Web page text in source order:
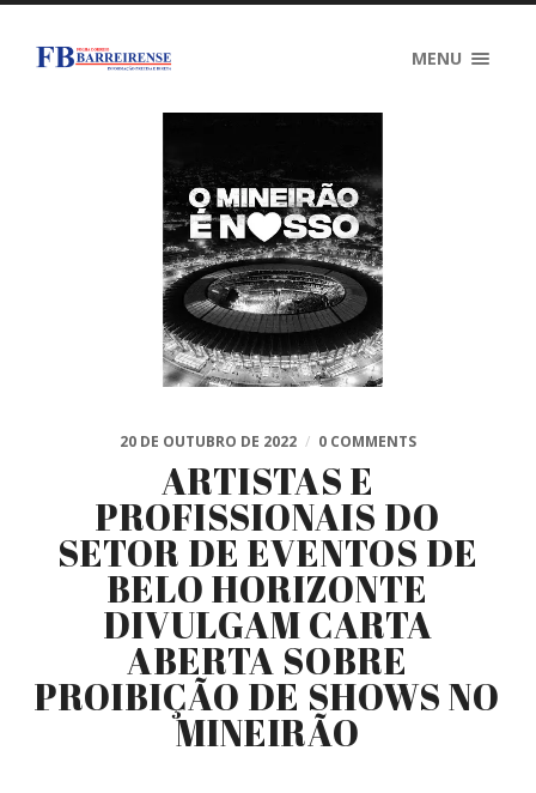
MENU
20 DE OUTUBRO DE 2022 / 0 COMMENTS
ARTISTAS E
PROFISSIONAIS DO
SETOR DE EVENTOS DE
BELO HORIZONTE
DIVULGAM CARTA
ABERTA SOBRE
PROIBIÇÃO DE SHOWS NO
MINEIRÃO